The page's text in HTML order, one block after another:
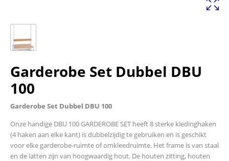
Garderobe Set Dubbel DBU
100
Garderobe Set Dubbel DBU 100
Onze handige DBU 100 GARDEROBE SET heeft 8 sterke kledinghaken
(4 haken aan elke kant) is dubbelzijdig te gebruiken en is geschikt
voor elke garderobe-ruimte of omkleedruimte. Het frame is van staal
en de latten zijn van hoogwaardig hout. De houten zitting, houten